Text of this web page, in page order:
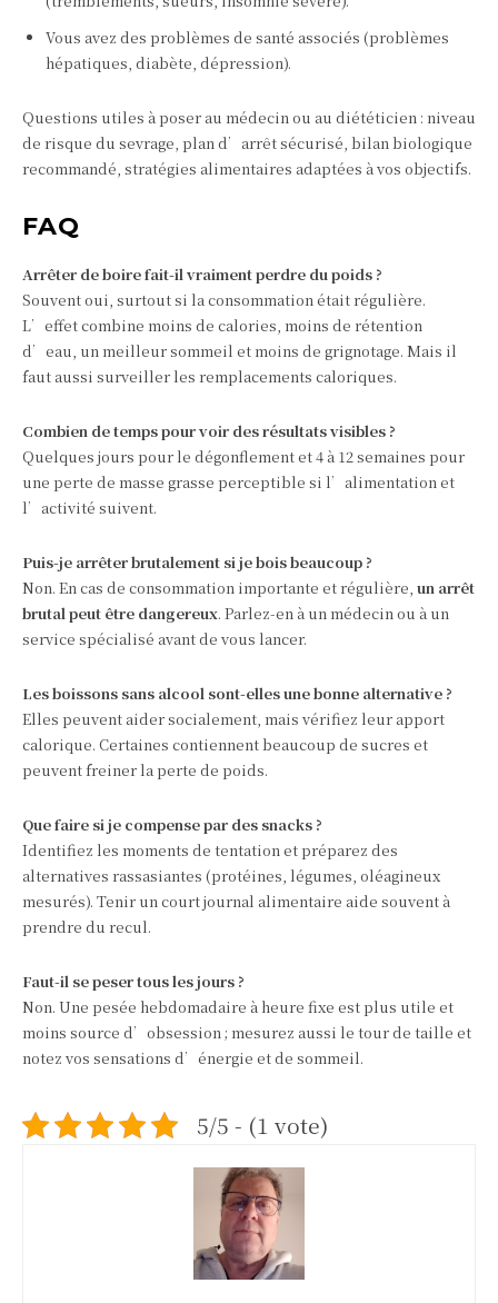
Vous avez des problèmes de santé associés (problèmes
hépatiques, diabète, dépression).
Questions utiles à poser au médecin ou au diététicien : niveau
de risque du sevrage, plan d’arrêt sécurisé, bilan biologique
recommandé, stratégies alimentaires adaptées à vos objectifs.
FAQ
Arrêter de boire fait-il vraiment perdre du poids ?
Souvent oui, surtout si la consommation était régulière.
L’effet combine moins de calories, moins de rétention
d’eau, un meilleur sommeil et moins de grignotage. Mais il
faut aussi surveiller les remplacements caloriques.
Combien de temps pour voir des résultats visibles ?
Quelques jours pour le dégonflement et 4 à 12 semaines pour
une perte de masse grasse perceptible si l’alimentation et
l’activité suivent.
Puis‑je arrêter brutalement si je bois beaucoup ?
Non. En cas de consommation importante et régulière, un arrêt
brutal peut être dangereux. Parlez‑en à un médecin ou à un
service spécialisé avant de vous lancer.
Les boissons sans alcool sont‑elles une bonne alternative ?
Elles peuvent aider socialement, mais vérifiez leur apport
calorique. Certaines contiennent beaucoup de sucres et
peuvent freiner la perte de poids.
Que faire si je compense par des snacks ?
Identifiez les moments de tentation et préparez des
alternatives rassasiantes (protéines, légumes, oléagineux
mesurés). Tenir un court journal alimentaire aide souvent à
prendre du recul.
Faut‑il se peser tous les jours ?
Non. Une pesée hebdomadaire à heure fixe est plus utile et
moins source d’obsession ; mesurez aussi le tour de taille et
notez vos sensations d’énergie et de sommeil.
5/5 - (1 vote)